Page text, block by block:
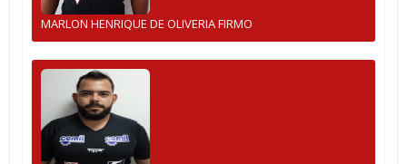
MARLON HENRIQUE DE OLIVERIA FIRMO